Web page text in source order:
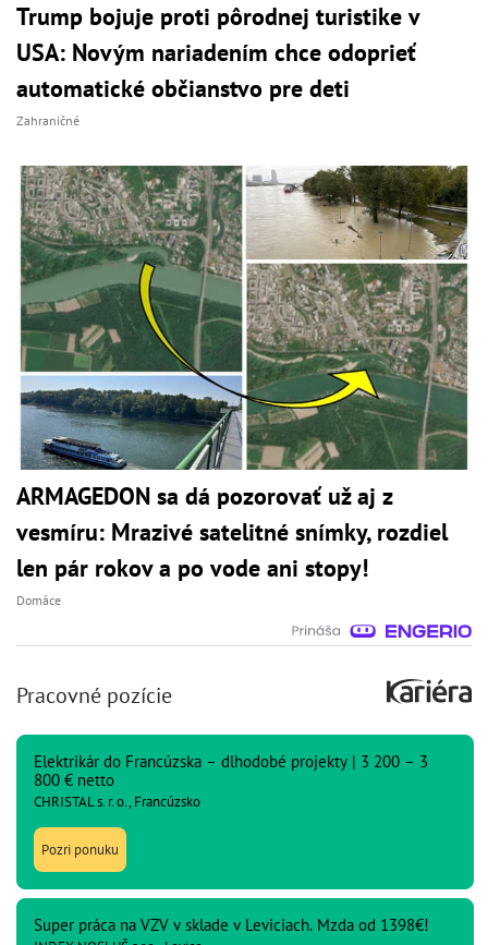
Trump bojuje proti pôrodnej turistike v
USA: Novým nariadením chce odoprieť
automatické občianstvo pre deti
Zahraničné
ARMAGEDON sa dá pozorovať už aj z
vesmíru: Mrazivé satelitné snímky, rozdiel
len pár rokov a po vode ani stopy!
Domáce
Pracovné pozície
Elektrikár do Francúzska – dlhodobé projekty | 3 200 – 3
800 € netto
CHRISTAL s. r. o., Francúzsko
Pozri ponuku
Super práca na VZV v sklade v Leviciach. Mzda od 1398€!